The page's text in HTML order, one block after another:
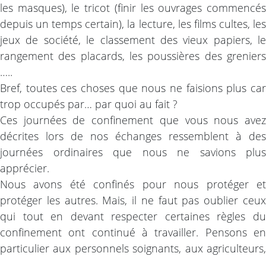
les masques), le tricot (finir les ouvrages commencés
depuis un temps certain), la lecture, les films cultes, les
jeux de société, le classement des vieux papiers, le
rangement des placards, les poussières des greniers
…..
Bref, toutes ces choses que nous ne faisions plus car
trop occupés par… par quoi au fait ?
Ces journées de confinement que vous nous avez
décrites lors de nos échanges ressemblent à des
journées ordinaires que nous ne savions plus
apprécier.
Nous avons été confinés pour nous protéger et
protéger les autres. Mais, il ne faut pas oublier ceux
qui tout en devant respecter certaines règles du
confinement ont continué à travailler. Pensons en
particulier aux personnels soignants, aux agriculteurs,